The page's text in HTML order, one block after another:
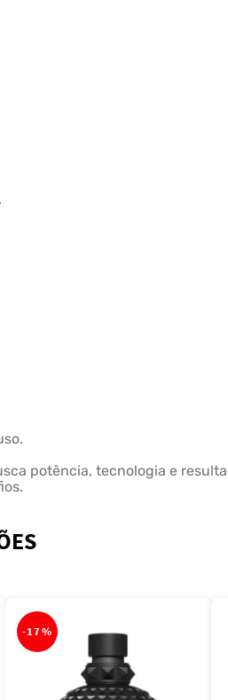
potência, tecnologia e
-17%